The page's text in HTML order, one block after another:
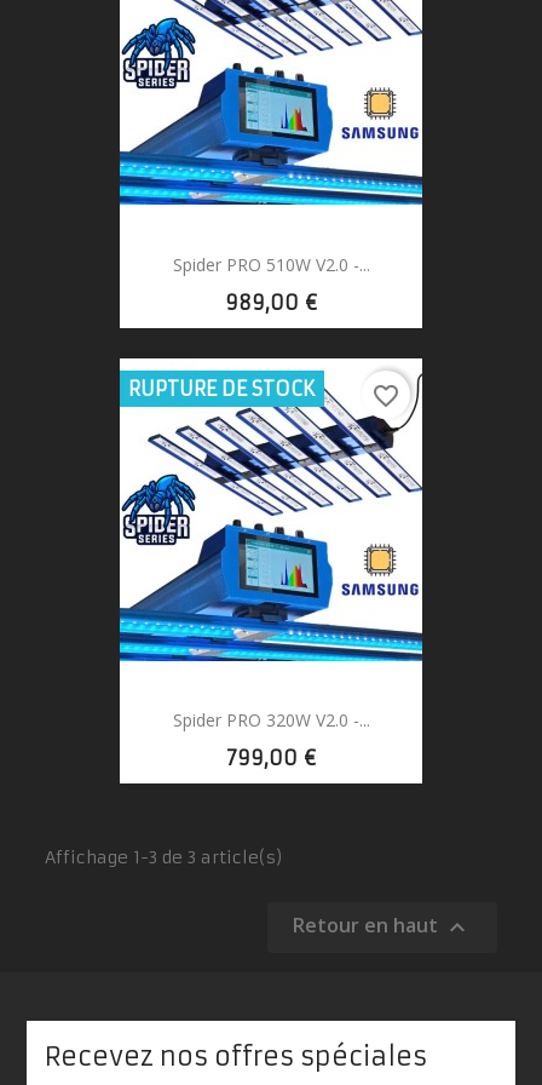
Spider PRO 510W V2.0 -...
989,00 €
Spider PRO 320W V2.0 -...
799,00 €
RUPTURE DE STOCK favorite_border
Affichage 1-3 de 3 article(s)
Retour en haut 
Recevez nos offres spéciales